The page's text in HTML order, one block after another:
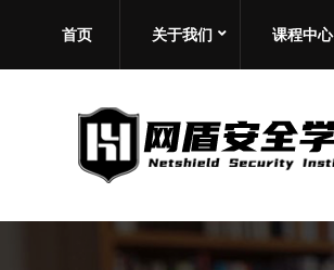
首页 关于我们 课程中心